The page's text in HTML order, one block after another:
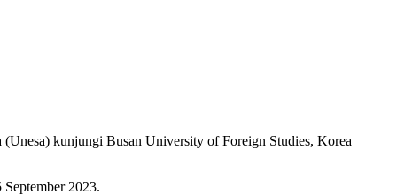
(Unesa) kunjungi Busan University of Foreign Studies, Korea
2023.